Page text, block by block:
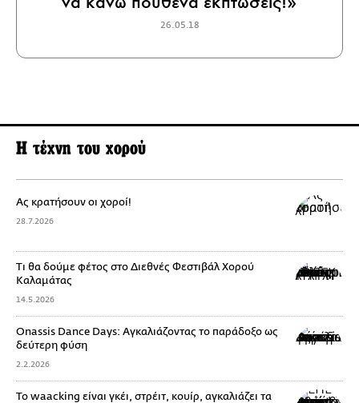
26.05.18
Η τέχνη του χορού
Ας κρατήσουν οι χοροί!
28.7.2026
Τι θα δούμε φέτος στο Διεθνές Φεστιβάλ Χορού
Καλαμάτας
14.5.2026
Onassis Dance Days: Αγκαλιάζοντας το παράδοξο ως
δεύτερη φύση
2.2.2026
Το waacking είναι γκέι, στρέιτ, κουίρ, αγκαλιάζει τα